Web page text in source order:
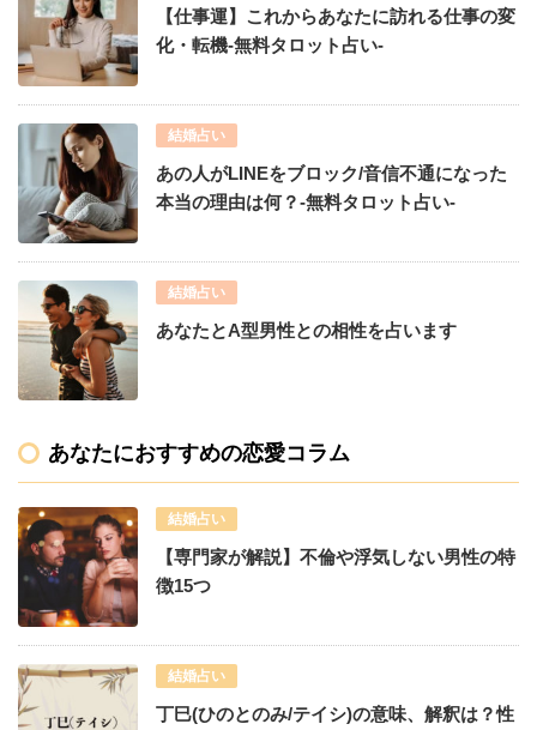
【仕事運】これからあなたに訪れる仕事の変
化・転機-無料タロット占い-
結婚占い
あの人がLINEをブロック/音信不通になった
本当の理由は何？-無料タロット占い-
結婚占い
あなたとA型男性との相性を占います
あなたにおすすめの恋愛コラム
結婚占い
【専門家が解説】不倫や浮気しない男性の特
徴15つ
結婚占い
丁巳(ひのとのみ/テイシ)の意味、解釈は？性